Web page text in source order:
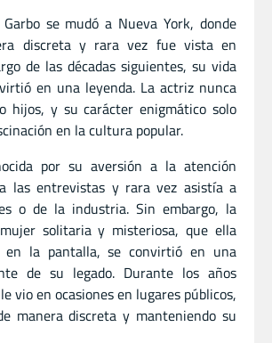
se mudó a Nueva York, donde
discreta y rara vez fue vista en
de las décadas siguientes, su vida
en una leyenda. La actriz nunca
hijos, y su carácter enigmático solo
en la cultura popular.
por su aversión a la atención
las entrevistas y rara vez asistía a
o de la industria. Sin embargo, la
solitaria y misteriosa, que ella
en la pantalla, se convirtió en una
de su legado. Durante los años
vio en ocasiones en lugares públicos,
manera discreta y manteniendo su